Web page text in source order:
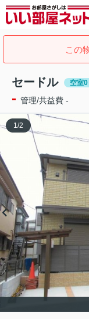
この
セードル 空室0
- 管理/共益費 -
1/2